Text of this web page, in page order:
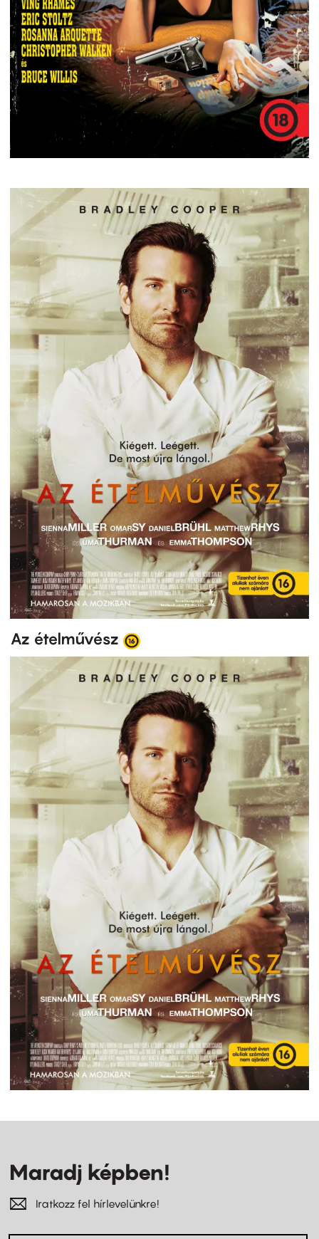
Az ételművész
Maradj képben!
Iratkozz fel hírlevelünkre!